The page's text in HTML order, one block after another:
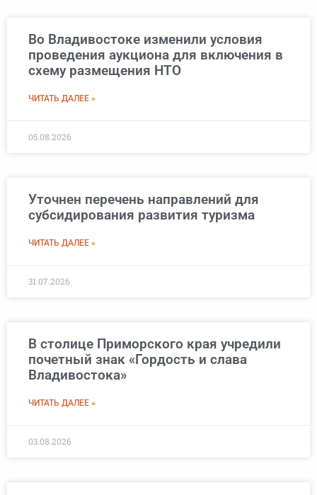
Во Владивостоке изменили условия
проведения аукциона для включения в
схему размещения НТО
ЧИТАТЬ ДАЛЕЕ »
05.08.2026
Уточнен перечень направлений для
субсидирования развития туризма
ЧИТАТЬ ДАЛЕЕ »
31.07.2026
В столице Приморского края учредили
почетный знак «Гордость и слава
Владивостока»
ЧИТАТЬ ДАЛЕЕ »
03.08.2026